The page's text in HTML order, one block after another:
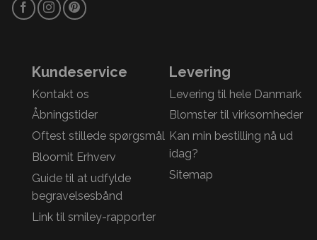
Kundeservice
Kontakt os
Åbningstider
Oftest stillede spørgsmål
Bloomit Erhverv
Guide til at udfylde
begravelsesbånd
Link til smiley-rapporter
Levering
Levering til hele Danmark
Blomster til virksomheder
Kan min bestilling nå ud
idag?
Sitemap